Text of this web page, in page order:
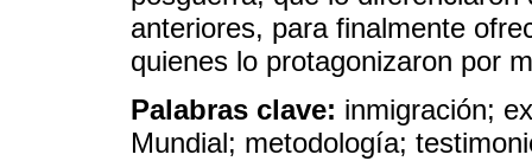
anteriores, para finalmente
quienes lo protagonizaron por
Palabras clave: inmigración;
Mundial; metodología;